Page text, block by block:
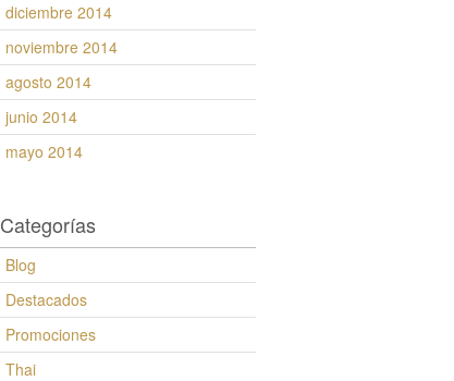
diciembre 2014
noviembre 2014
agosto 2014
junio 2014
mayo 2014
Categorías
Blog
Destacados
Promociones
Thai